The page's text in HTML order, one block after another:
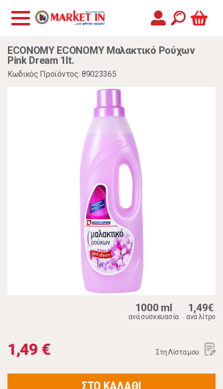
ECONOMY ECONOMY Μαλακτικό Ρούχων
Pink Dream 1lt.
Κωδικός Προϊόντος: 89023365
1000 ml
ανά συσκευασία
1,49€
ανά λίτρο
1,49 € Στη Λίστα μου
ΣΤΟ ΚΑΛΑΘΙ